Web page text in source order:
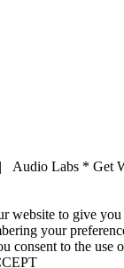
Audio Labs * Get
website to give
your
consent to the use